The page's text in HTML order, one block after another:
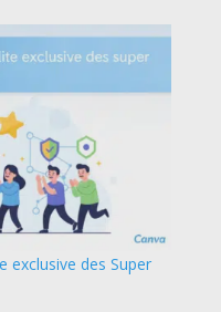
exclusive des Super